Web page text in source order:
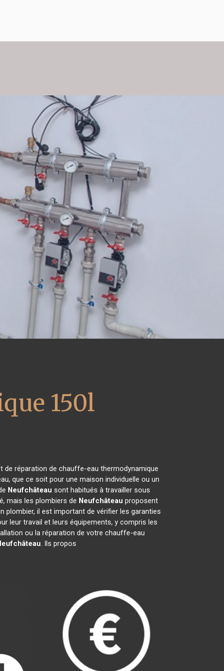
150l
réparation de chauffe-eau thermodynamique
que ce soit pour une maison individuelle ou un
Neufchâteau sont habitués à travailler sous
mais les plombiers de Neufchâteau proposent
plombier, il est important de vérifier les garanties
leur travail et leurs équipements, y compris les
ou la réparation de votre chauffe-eau
. Ils propos